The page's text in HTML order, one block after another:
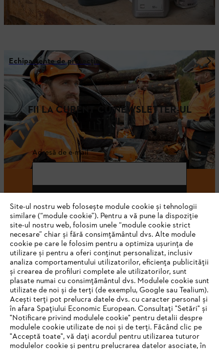
Echipamente de protecție
FII LA CURENT CU NEWSLETTER-UL
STIHL
Adresă de e-mail
#STIHL
STIHL Romania
Site-ul nostru web folosește module cookie și tehnologii
similare (“module cookie”). Pentru a vă pune la dispoziție
site-ul nostru web, folosim unele “module cookie strict
necesare” chiar și fără consimțământul dvs. Alte module
cookie pe care le folosim pentru a optimiza ușurința de
utilizare și pentru a oferi conținut personalizat, inclusiv
analiza comportamentului utilizatorilor, eficiența publicității
și crearea de profiluri complete ale utilizatorilor, sunt
plasate numai cu consimțământul dvs. Modulele cookie sunt
utilizate de noi și de terți (de exemplu, Google sau Tealium).
Acești terți pot prelucra datele dvs. cu caracter personal și
în afara Spațiului Economic European. Consultați "Setări" și
"Notificare privind modulele cookie" pentru detalii despre
modulele cookie utilizate de noi și de terți. Făcând clic pe
"Acceptă toate", vă dați acordul pentru utilizarea tuturor
modulelor cookie și pentru prelucrarea datelor asociate, în